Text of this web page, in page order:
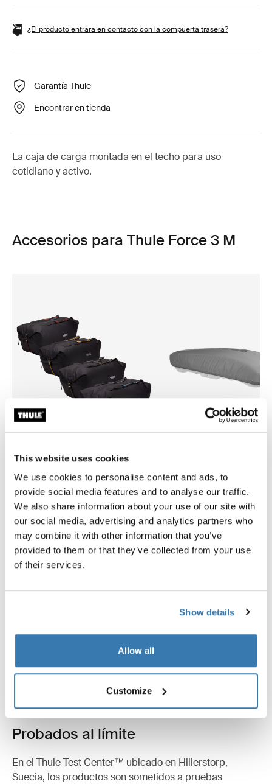
This website uses cookies
We use cookies to personalise content and ads, to
provide social media features and to analyse our traffic.
We also share information about your use of our site with
our social media, advertising and analytics partners who
may combine it with other information that you’ve
provided to them or that they’ve collected from your use
of their services.
Show details
Allow all
Customize
¿El producto entrará en contacto con la compuerta trasera?
Garantía Thule
Encontrar en tienda
La caja de carga montada en el techo para uso
cotidiano y activo.
Accesorios para Thule Force 3 M
Thule GoPack duffel set
bolso de lona para portaequipajes de
4 paquetes
Thule box lid cover size 1
cubierta para tapa de baúl
Toggle techspec
Especificaciones técnicas
Toggle guides and instructions
Probados al límite
En el Thule Test Center™ ubicado en Hillerstorp,
Suecia, los productos son sometidos a pruebas